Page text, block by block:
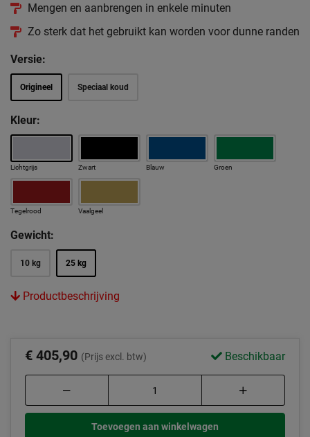
Mengen en aanbrengen in enkele minuten
Zo sterk dat het gebruikt kan worden voor dunne randen
Versie:
Origineel Speciaal koud
Kleur:
Lichtgrijs Zwart Blauw Groen
Tegelrood Vaalgeel
Gewicht:
10 kg 25 kg
Productbeschrijving
€ 405,90 (Prijs excl. btw) Beschikbaar
Toevoegen aan winkelwagen